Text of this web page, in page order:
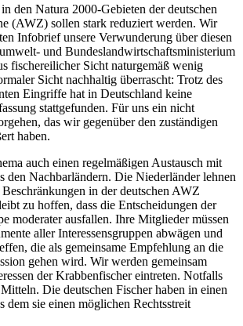
den Natura 2000-Gebieten der deutschen
(AWZ) sollen stark reduziert werden. Wir
Infobrief unsere Verwunderung über diesen
und Bundeslandwirtschaftsministerium
fischereilicher Sicht naturgemäß wenig
Sicht nachhaltig überrascht: Trotz des
Eingriffe hat in Deutschland keine
stattgefunden. Für uns ein nicht
das wir gegenüber den zuständigen
haben.
auch einen regelmäßigen Austausch mit
den Nachbarländern. Die Niederländer lehnen
in der deutschen AWZ
zu hoffen, dass die Entscheidungen der
moderater ausfallen. Ihre Mitglieder müssen
aller Interessensgruppen abwägen und
die als gemeinsame Empfehlung an die
gehen wird. Wir werden gemeinsam
der Krabbenfischer eintreten. Notfalls
Die deutschen Fischer haben in einen
dem sie einen möglichen Rechtsstreit